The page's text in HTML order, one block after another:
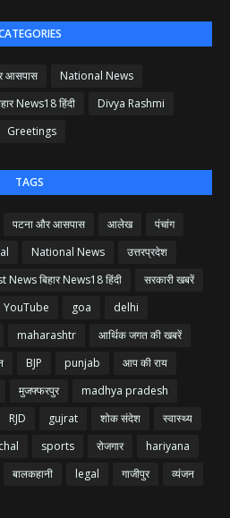
आसपास
National News
News18 हिंदी
Divya Rashmi
Greetings
TAGS
पटना और आसपास आलेख
पंचांग
National News
उत्तरप्रदेश
News बिहार News18 हिंदी
सरकारी खबरें
YouTube goa
delhi
maharashtr
आर्थिक जगत की खबरें
BJP punjab
आप की राय
मुजफ्फरपुर
madhya pradesh
RJD gujrat शोक संदेश
स्वास्थ्य
sports रोजगार
hariyana
बालकहानी legal गाजीपुर
व्यंजन